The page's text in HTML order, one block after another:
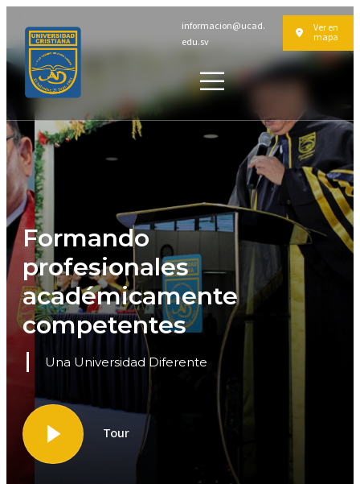
informacion@ucad.
edu.sv
Ver en
mapa
Formando
profesionales
académicamente
competentes
Una Universidad Diferente
Tour